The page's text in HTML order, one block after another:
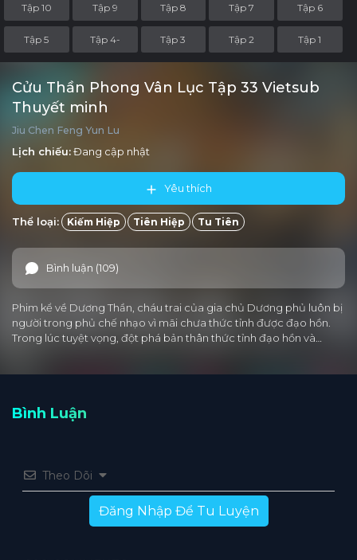
Tập 10 Tập 9 Tập 8 Tập 7 Tập 6
Tập 5 Tập 4- Tập 3 Tập 2 Tập 1
Cửu Thần Phong Vân Lục Tập 33 Vietsub
Thuyết minh
Jiu Chen Feng Yun Lu
Lịch chiếu:Đang cập nhật
Yêu thích
Thể loại: Kiếm Hiệp Tiên Hiệp Tu Tiên
Bình luận (109)
Phim kể về Dương Thần, cháu trai của gia chủ Dương phủ luôn bị
người trong phủ chế nhạo vì mãi chưa thức tỉnh được đạo hồn.
Trong lúc tuyệt vọng, đột phá bản thân thức tỉnh đạo hồn và…
Bình Luận
Theo Dõi
Đăng Nhập Để Tu Luyện